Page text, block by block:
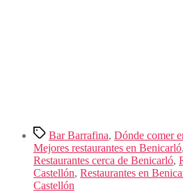
Etiquetas
Bar Barrafina, Dónde comer
Mejores restaurantes en Benicarló,
Restaurantes cerca de Benicarló,
Castellón, Restaurantes en
Castellón